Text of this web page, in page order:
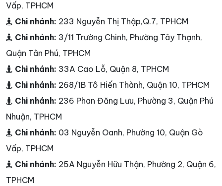
Vấp, TPHCM
Chi nhánh: 233 Nguyễn Thị Thập,Q.7, TPHCM
Chi nhánh: 3/11 Trường Chinh, Phường Tây Thạnh,
Quận Tân Phú, TPHCM
Chi nhánh: 33A Cao Lỗ, Quận 8, TPHCM
Chi nhánh: 268/1B Tô Hiến Thành, Quận 10, TPHCM
Chi nhánh: 236 Phan Đăng Lưu, Phường 3, Quận Phú
Nhuận, TPHCM
Chi nhánh: 03 Nguyễn Oanh, Phường 10, Quận Gò
Vấp, TPHCM
Chi nhánh: 25A Nguyễn Hữu Thận, Phường 2, Quận 6,
TPHCM